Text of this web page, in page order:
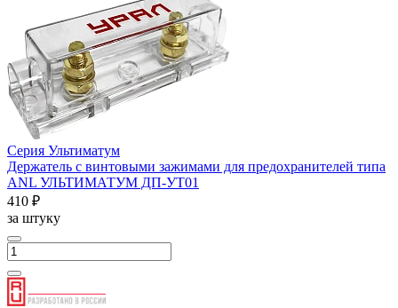
Серия Ультиматум
Держатель с винтовыми зажимами для предохранителей типа
ANL УЛЬТИМАТУМ ДП-УТ01
410 ₽
за штуку